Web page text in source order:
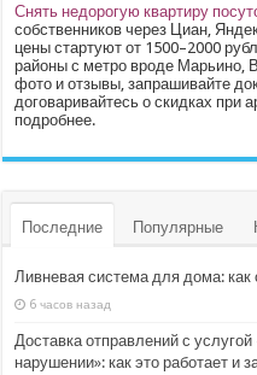
Снять недорогую квартиру
собственников через Циан,
цены стартуют от 1500–2000
районы с метро вроде Марьино,
фото и отзывы, запрашивайте
договаривайтесь о скидках при
подробнее.
Последние Популярные
Ливневая система для дома: как
6 часов назад
Доставка отправлений с
нарушении»: как это работает и